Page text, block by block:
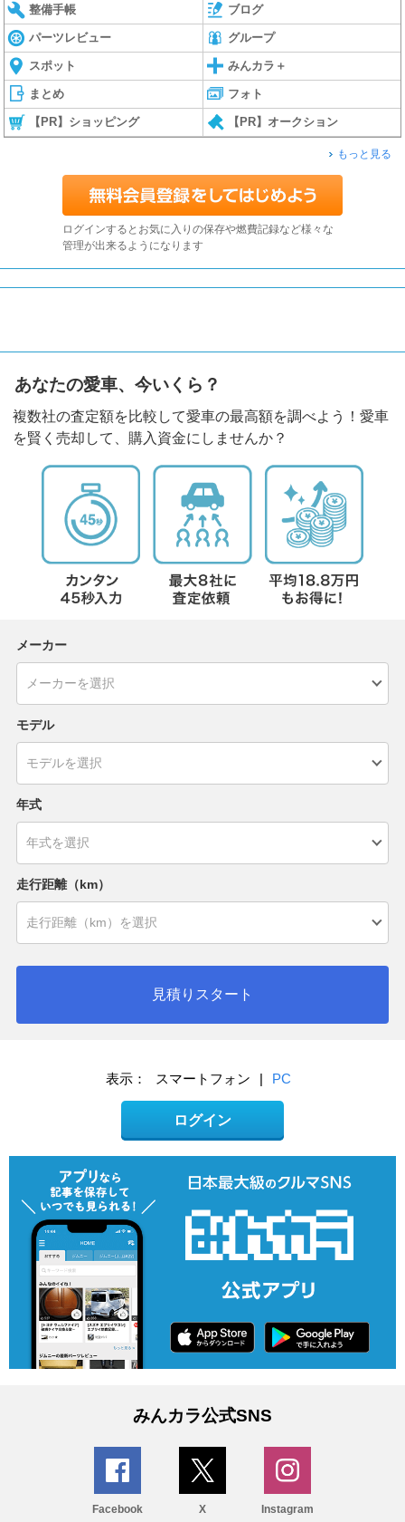
整備手帳 ブログ
パーツレビュー グループ
スポット みんカラ＋
まとめ フォト
【PR】ショッピング 【PR】オークション
もっと見る
ログインするとお気に入りの保存や燃費記録など様々な
管理が出来るようになります
あなたの愛車、今いくら？
複数社の査定額を比較して愛車の最高額を調べよう！愛車
を賢く売却して、購入資金にしませんか？
メーカー
モデル
年式
走行距離（km）
見積りスタート
表示： スマートフォン | PC
ログイン
みんカラ公式SNS
Facebook X Instagram